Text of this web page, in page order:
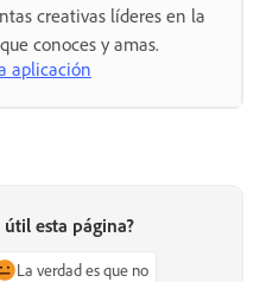
creativas líderes en la
conoces y amas.
aplicación
esta página?
La verdad es que no